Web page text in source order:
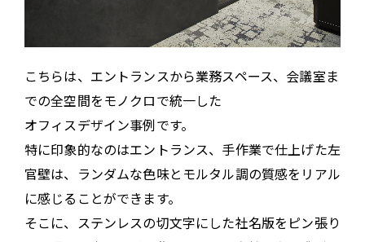
こちらは、エントランスから業務スペース、会議室ま
での全空間をモノクロで統一した
オフィスデザイン事例です。
特に印象的なのはエントランス、手作業で仕上げた左
官壁は、ランダムな色味とモルタル調の質感をリアル
に感じることができます。
そこに、ステンレスの切文字にした社名版をピン張り